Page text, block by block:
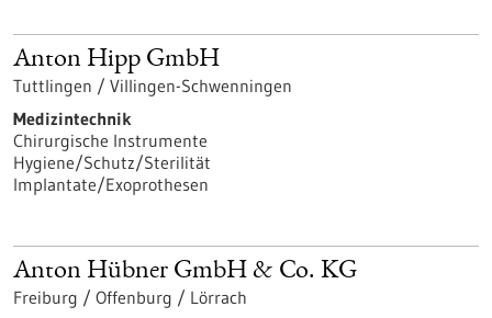
Anton Hipp GmbH
Tuttlingen / Villingen-Schwenningen
Medizintechnik
Chirurgische Instrumente
Hygiene/Schutz/Sterilität
Implantate/Exoprothesen
Anton Hübner GmbH & Co. KG
Freiburg / Offenburg / Lörrach